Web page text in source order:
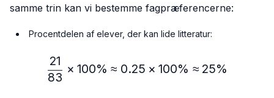
samme trin kan vi bestemme fagpræferencerne:
Procentdelen af elever, der kan lide litteratur:
\frac{21}{83} × 100\% ≈
83
21
× 100% ≈ 0.25 × 100% ≈ 25%